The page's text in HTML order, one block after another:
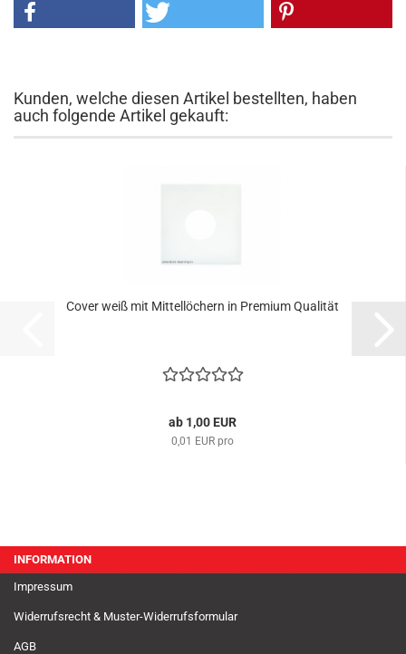
Kunden, welche diesen Artikel bestellten, haben
auch folgende Artikel gekauft:
Cover weiß mit Mittellöchern in Premium Qualität
ab 1,00 EUR
0,01 EUR pro
INFORMATION
Impressum
Widerrufsrecht & Muster-Widerrufsformular
AGB